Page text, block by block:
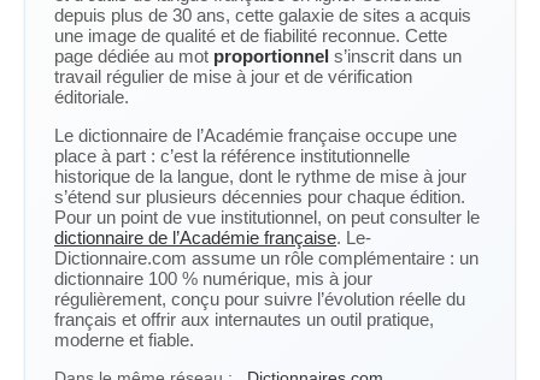
depuis plus de 30 ans, cette galaxie de sites a acquis
une image de qualité et de fiabilité reconnue. Cette
page dédiée au mot proportionnel s’inscrit dans un
travail régulier de mise à jour et de vérification
éditoriale.
Le dictionnaire de l’Académie française occupe une
place à part : c’est la référence institutionnelle
historique de la langue, dont le rythme de mise à jour
s’étend sur plusieurs décennies pour chaque édition.
Pour un point de vue institutionnel, on peut consulter le
dictionnaire de l’Académie française. Le-
Dictionnaire.com assume un rôle complémentaire : un
dictionnaire 100 % numérique, mis à jour
régulièrement, conçu pour suivre l’évolution réelle du
français et offrir aux internautes un outil pratique,
moderne et fiable.